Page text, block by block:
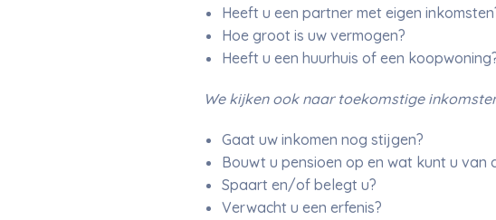
Heeft u een partner met eigen
Hoe groot is uw vermogen?
Heeft u een huurhuis of een
We kijken ook naar toekomstige
Gaat uw inkomen nog stijgen?
Bouwt u pensioen op en wat kunt u van
Spaart en/of belegt u?
Verwacht u een erfenis?